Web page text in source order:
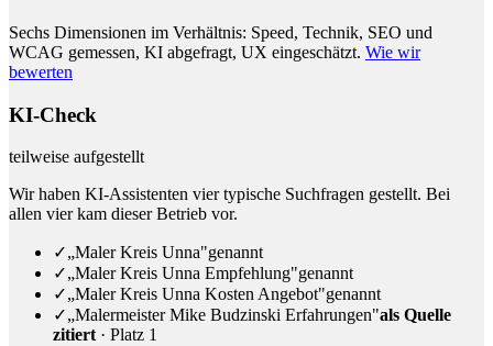
Sechs Dimensionen im Verhältnis: Speed, Technik, SEO und
WCAG gemessen, KI abgefragt, UX eingeschätzt. Wie wir
bewerten
KI-Check
teilweise aufgestellt
Wir haben KI-Assistenten vier typische Suchfragen gestellt. Bei
allen vier kam dieser Betrieb vor.
✓„Maler Kreis Unna"genannt
✓„Maler Kreis Unna Empfehlung"genannt
✓„Maler Kreis Unna Kosten Angebot"genannt
✓„Malermeister Mike Budzinski Erfahrungen"als Quelle
zitiert· Platz 1